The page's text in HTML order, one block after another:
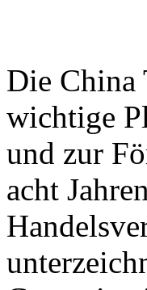
Die China
wichtige
und zur
acht